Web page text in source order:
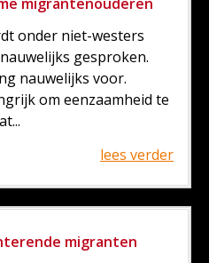
onder niet-westers
gesproken.
nauwelijks voor.
om eenzaamheid te
lees verder
migranten